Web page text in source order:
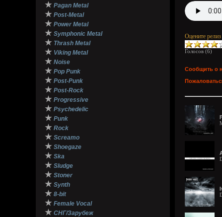
★ Pagan Metal
★ Post-Metal
★ Power Metal
★ Symphonic Metal
★ Thrash Metal
★ Viking Metal
★ Noise
★ Pop Punk
★ Post-Punk
★ Post-Rock
★ Progressive
★ Psychedelic
★ Punk
★ Rock
★ Screamo
★ Shoegaze
★ Ska
★ Sludge
★ Stoner
★ Synth
★ 8-bit
★ Female Vocal
★ СНГ/Зарубеж
Оцените релиз
Голосов (6)
Сообщить о